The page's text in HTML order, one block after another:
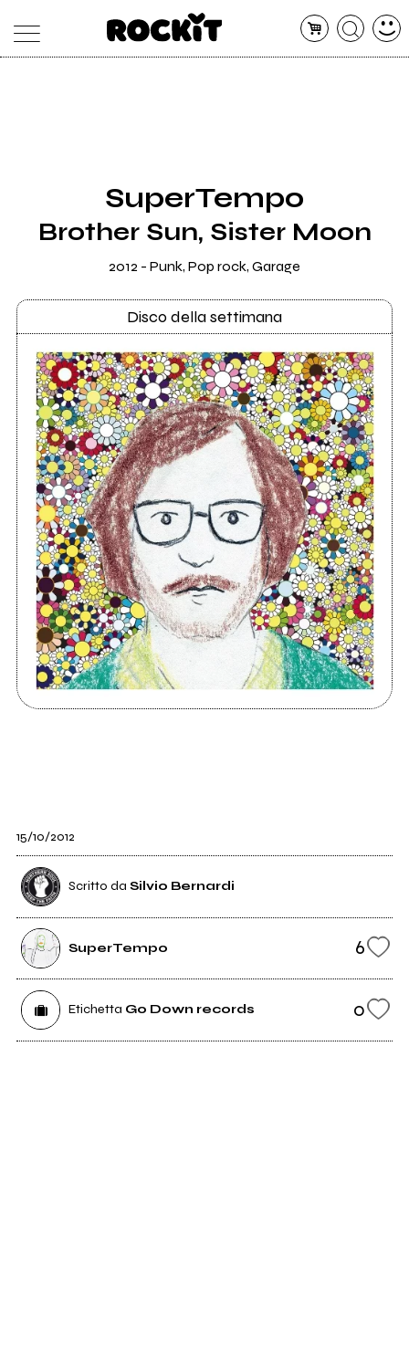
SHOP
RADIO
SuperTempo
Brother Sun, Sister Moon
2012 - Punk, Pop rock, Garage
Disco della settimana
15/10/2012
Scritto da Silvio Bernardi
SuperTempo 6
Etichetta Go Down records 0